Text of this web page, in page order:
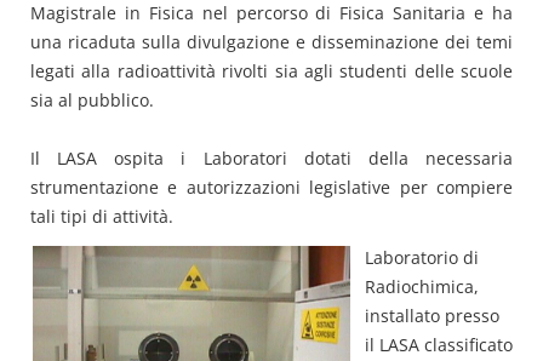
Magistrale in Fisica nel percorso di Fisica Sanitaria e ha
una ricaduta sulla divulgazione e disseminazione dei temi
legati alla radioattività rivolti sia agli studenti delle scuole
sia al pubblico.
Il LASA ospita i Laboratori dotati della necessaria
strumentazione e autorizzazioni legislative per compiere
tali tipi di attività.
Laboratorio di
Radiochimica,
installato presso
il LASA classificato